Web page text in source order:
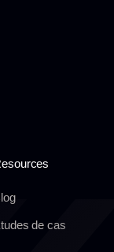
de cas